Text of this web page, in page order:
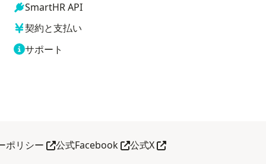
SmartHR API
契約と支払い
サポート
ポリシー 別タブで開く
公式Facebook別タブで開く
公式X別タブで開く